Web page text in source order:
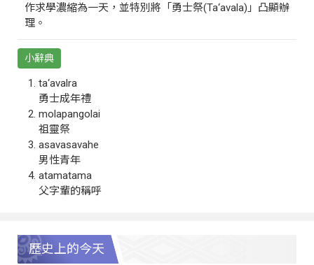
作求學濃縮為一天，並特別將「勇士祭(Ta‘avala)」凸顯辦
理。
小辭典
ta‘avalra
勇士成年禮
molapangolai
祖靈祭
asavasavahe
男性青年
atamatama
父字輩的稱呼
歷史上的今天